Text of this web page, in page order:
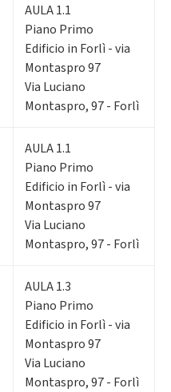
AULA 1.1
Piano Primo
Edificio in Forlì - via
Montaspro 97
Via Luciano
Montaspro, 97 - Forlì
AULA 1.1
Piano Primo
Edificio in Forlì - via
Montaspro 97
Via Luciano
Montaspro, 97 - Forlì
AULA 1.3
Piano Primo
Edificio in Forlì - via
Montaspro 97
Via Luciano
Montaspro, 97 - Forlì